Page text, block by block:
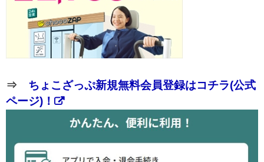
⇒ ちょこざっぷ新規無料会員登録はコチラ(公式
ページ)！